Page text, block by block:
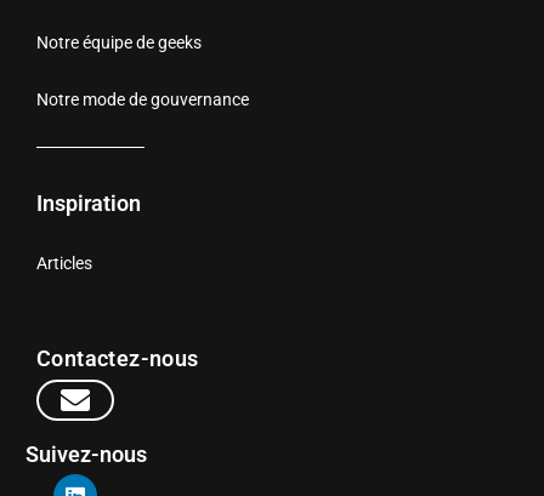
Notre équipe de geeks
Notre mode de gouvernance
Inspiration
Articles
Contactez-nous
Suivez-nous